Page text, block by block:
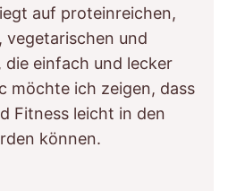
auf proteinreichen,
und
die einfach und lecker
möchte ich zeigen, dass
Fitness leicht in den
können.